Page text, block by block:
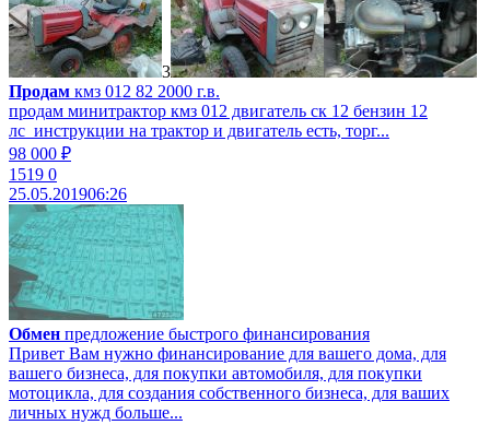
3
Продам кмз 012 82 2000 г.в.
продам минитрактор кмз 012 двигатель ск 12 бензин 12
лс инструкции на трактор и двигатель есть, торг...
98 000 ₽
1519 0
25.05.201906:26
Обмен предложение быстрого финансирования
Привет Вам нужно финансирование для вашего дома, для
вашего бизнеса, для покупки автомобиля, для покупки
мотоцикла, для создания собственного бизнеса, для ваших
личных нужд больше...